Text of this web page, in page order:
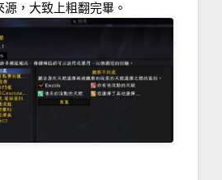
，大致上粗翻完畢。